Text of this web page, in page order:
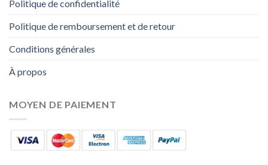
Politique de confidentialité
Politique de remboursement et de retour
Conditions générales
À propos
MOYEN DE PAIEMENT